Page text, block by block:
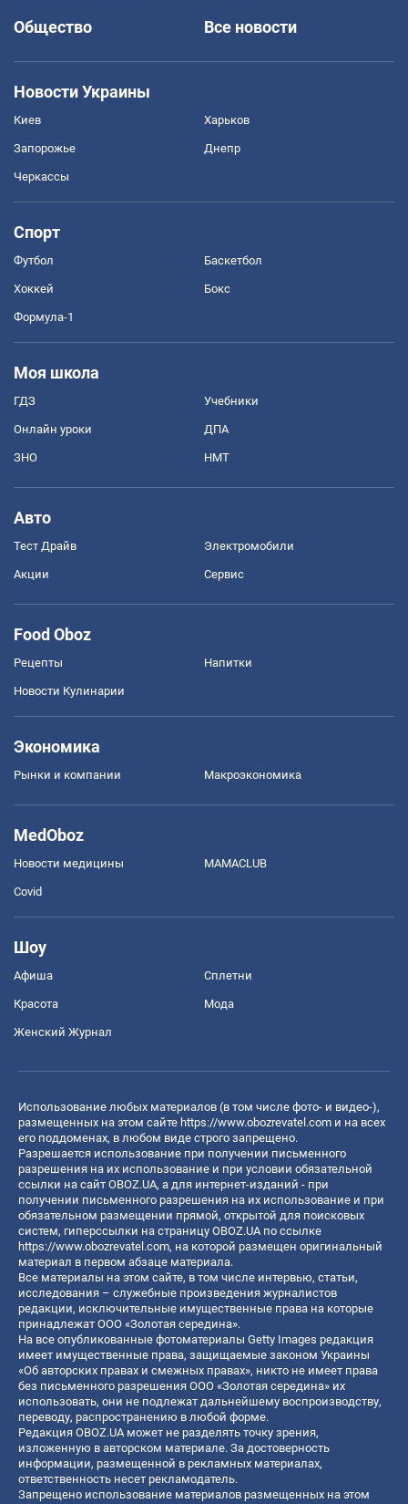
Общество
Все новости
Новости Украины
Киев Харьков
Запорожье Днепр
Черкассы
Спорт
Футбол Баскетбол
Хоккей Бокс
Формула-1
Моя школа
ГДЗ Учебники
Онлайн уроки ДПА
ЗНО НМТ
Авто
Тест Драйв Электромобили
Акции Сервис
Food Oboz
Рецепты Напитки
Новости Кулинарии
Экономика
Рынки и компании Mакроэкономика
MedOboz
Новости медицины MAMACLUB
Covid
Шоу
Афиша Сплетни
Красота Мода
Женский Журнал
Использование любых материалов (в том числе фото- и видео-),
размещенных на этом сайте https://www.obozrevatel.com и на всех
его поддоменах, в любом виде строго запрещено.
Разрешается использование при получении письменного
разрешения на их использование и при условии обязательной
ссылки на сайт OBOZ.UA, а для интернет-изданий - при
получении письменного разрешения на их использование и при
обязательном размещении прямой, открытой для поисковых
систем, гиперссылки на страницу OBOZ.UA по ссылке
https://www.obozrevatel.com, на которой размещен оригинальный
материал в первом абзаце материала.
Все материалы на этом сайте, в том числе интервью, статьи,
исследования – служебные произведения журналистов
редакции, исключительные имущественные права на которые
принадлежат ООО «Золотая середина».
На все опубликованные фотоматериалы Getty Images редакция
имеет имущественные права, защищаемые законом Украины
«Об авторских правах и смежных правах», никто не имеет права
без письменного разрешения ООО «Золотая середина» их
использовать, они не подлежат дальнейшему воспроизводству,
переводу, распространению в любой форме.
Редакция OBOZ.UA может не разделять точку зрения,
изложенную в авторском материале. За достоверность
информации, размещенной в рекламных материалах,
ответственность несет рекламодатель.
Запрещено использование материалов размещенных на этом